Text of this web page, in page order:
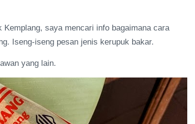
Kemplang, saya mencari info bagaimana cara
Iseng-iseng pesan jenis kerupuk bakar.
yang lain.